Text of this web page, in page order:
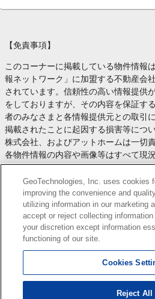
【免責事項】
このコーナーに掲載している物件情報
報ネットワーク」に加盟する不動産会
されています。信頼性の高い情報提供
をしておりますが、その内容を保証す
者のみなさまと各情報提供元との取引
掲載されたことに起因する損害等につ
株式会社、およびアットホームは一切
各物件情報の内容や画像等はすべて現
す。
お取引等（お取引の準備、資金調達等
や契約条件等について、 各情報提供元
身でご確認の上、判断してください。
このコーナーへの物件情報のご掲載、
ョン等についての不動産会社様のお問
します。
Copyright(c) At Home Co.,Ltd. このサイトに掲載して
GeoTechnologies, Inc. uses cookies
improving the convenience and
utilizing information in our marketing
accept or reject collecting
your discretion except information
functioning of our site.
Cookies
Reject All